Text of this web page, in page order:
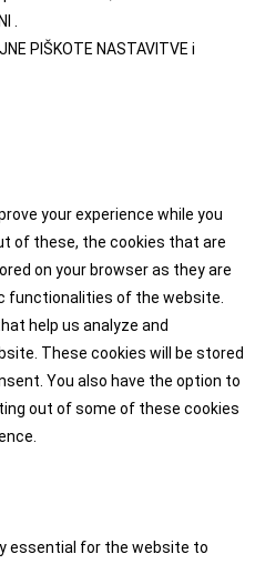
.
PIŠKOTE NASTAVITVE i
your experience while you
of these, the cookies that are
on your browser as they are
functionalities of the website.
help us analyze and
These cookies will be stored
You also have the option to
out of some of these cookies
essential for the website to